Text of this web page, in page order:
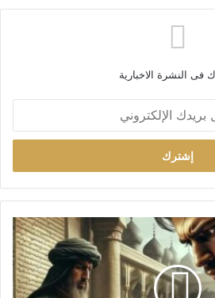
فى النشرة الاخبارية